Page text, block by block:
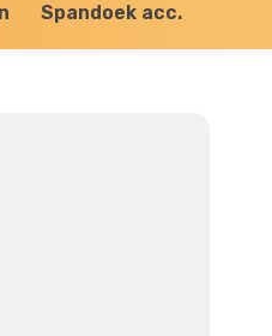
Spandoek acc.